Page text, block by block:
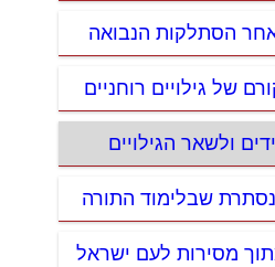
הסתלקות הנבואה
של גילויים רוחניים
ולשאר הגילויים
שבלימוד התורה
מסירות לעם ישראל